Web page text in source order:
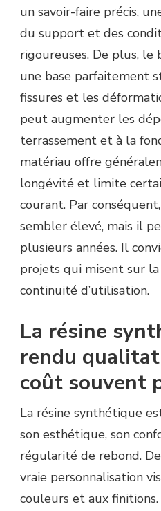
un savoir-faire précis,
du support et des
rigoureuses. De plus, le
une base parfaitement
fissures et les
peut augmenter les
terrassement et à la
matériau offre
longévité et limite
courant. Par
sembler élevé, mais il
plusieurs années. Il
projets qui misent sur
continuité d’utilisation.
La résine
rendu
coût souvent
La résine synthétique
son esthétique, son
régularité de rebond.
vraie personnalisation
couleurs et aux